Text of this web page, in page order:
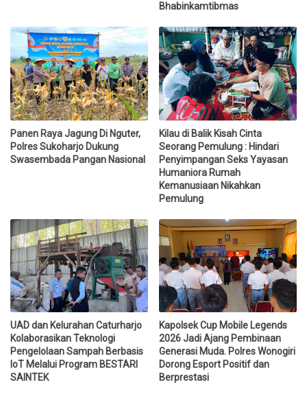
Bhabinkamtibmas
Panen Raya Jagung Di Nguter,
Polres Sukoharjo Dukung
Swasembada Pangan Nasional
Kilau di Balik Kisah Cinta
Seorang Pemulung : Hindari
Penyimpangan Seks Yayasan
Humaniora Rumah
Kemanusiaan Nikahkan
Pemulung
UAD dan Kelurahan Caturharjo
Kolaborasikan Teknologi
Pengelolaan Sampah Berbasis
IoT Melalui Program BESTARI
SAINTEK
Kapolsek Cup Mobile Legends
2026 Jadi Ajang Pembinaan
Generasi Muda. Polres Wonogiri
Dorong Esport Positif dan
Berprestasi